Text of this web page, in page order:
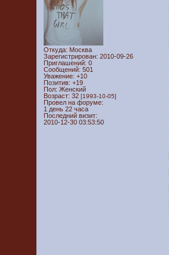
Откуда: Москва
Зарегистрирован: 2010-09-26
Приглашений: 0
Сообщений: 501
Уважение: +10
Позитив: +19
Пол: Женский
Возраст: 32 [1993-10-05]
Провел на форуме:
1 день 22 часа
Последний визит:
2010-12-30 03:53:50